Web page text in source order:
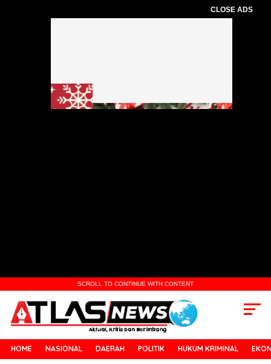
CLOSE ADS
SCROLL TO CONTINUE WITH CONTENT
HOME NASIONAL DAERAH POLITIK HUKUM KRIMINAL